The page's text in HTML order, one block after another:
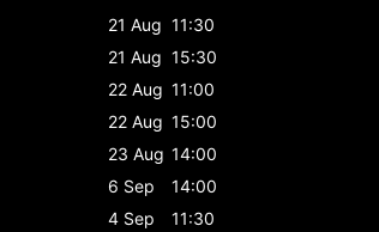
21 Aug 11:30
21 Aug 15:30
22 Aug 11:00
22 Aug 15:00
23 Aug 14:00
6 Sep
14:00
4 Sep
11:30